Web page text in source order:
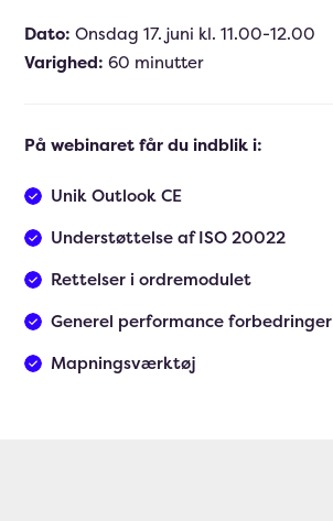
Dato: Onsdag 17. juni kl. 11.00-12.00
Varighed: 60 minutter
På webinaret får du indblik i:
Unik Outlook CE
Understøttelse af ISO 20022
Rettelser i ordremodulet
Generel performance forbedringer
Mapningsværktøj